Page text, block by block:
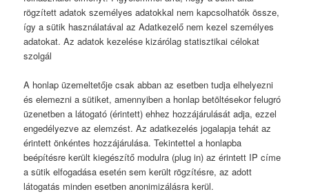
rögzített adatok személyes adatokkal nem kapcsolhatók össze,
így a sütik használatával az Adatkezelő nem kezel személyes
adatokat. Az adatok kezelése kizárólag statisztikai célokat
szolgál
A honlap üzemeltetője csak abban az esetben tudja elhelyezni
és elemezni a sütiket, amennyiben a honlap betöltésekor felugró
üzenetben a látogató (érintett) ehhez hozzájárulását adja, ezzel
engedélyezve az elemzést. Az adatkezelés jogalapja tehát az
érintett önkéntes hozzájárulása. Tekintettel a honlapba
beépítésre került kiegészítő modulra (plug in) az érintett IP címe
a sütik elfogadása esetén sem került rögzítésre, az adott
látogatás minden esetben anonimizálásra kerül.